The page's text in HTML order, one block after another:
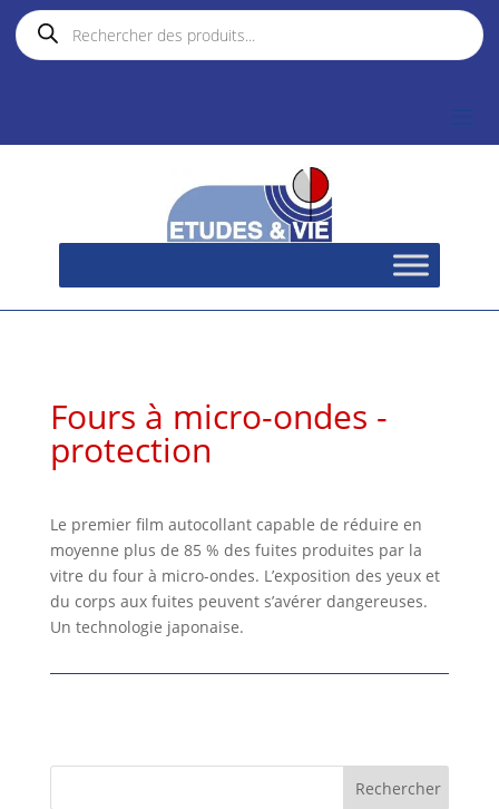
Recherche
de
produits
Fours à micro-ondes -
protection
Le premier film autocollant capable de réduire en
moyenne plus de 85 % des fuites produites par la
vitre du four à micro-ondes. L’exposition des yeux et
du corps aux fuites peuvent s’avérer dangereuses.
Un technologie japonaise.